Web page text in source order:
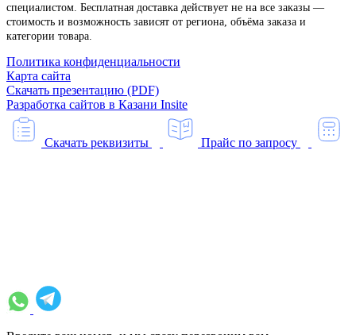
специалистом. Бесплатная доставка действует не на все заказы —
стоимость и возможность зависят от региона, объёма заказа и
категории товара.
Политика конфиденциальности
Карта сайта
Скачать презентацию (PDF)
Разработка сайтов в Казани Insite
Скачать реквизиты Прайс по запросу